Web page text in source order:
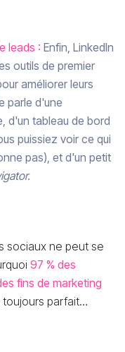
leads : Enfin, LinkedIn
outils de premier
améliorer leurs
parle d'une
d'un tableau de bord
puissiez voir ce qui
pas), et d'un petit
sociaux ne peut se
97 % des
fins de marketing
toujours parfait…